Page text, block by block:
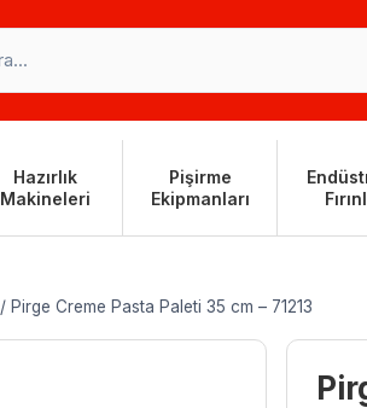
Hazırlık
Makineleri
Pişirme
Ekipmanları
/ Pirge Creme Pasta Paleti 35 cm – 71213